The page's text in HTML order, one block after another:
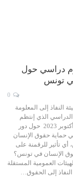
دراسي حول
تونس
النفاذ إلى المعلومة
الذي إنتظم
أمس 03 أكتوبر 2023 حول دور
حماية حقوق الإنسان
تأثير للرقمنة على
الإنسان في تونس؟
العمومية المستقلة
إلى الحقوق…